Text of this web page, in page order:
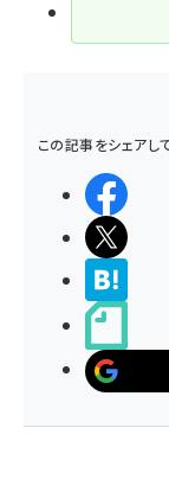
この記事をシェアし